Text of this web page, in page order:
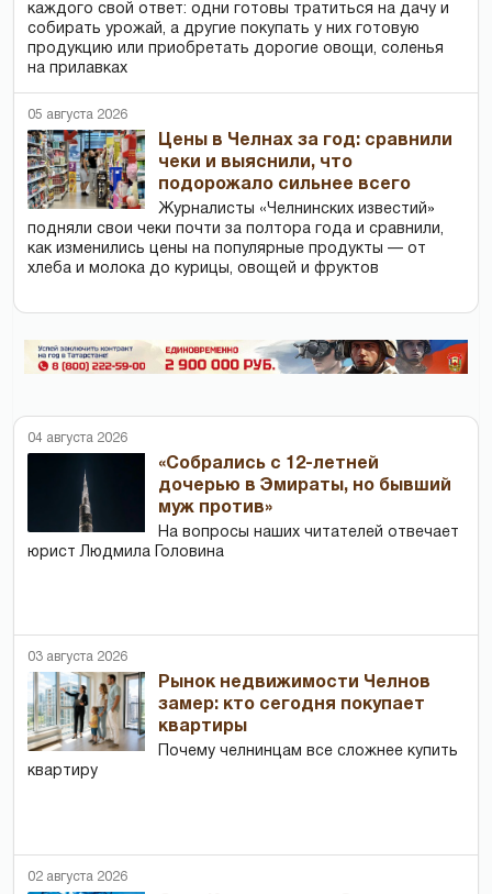
каждого свой ответ: одни готовы тратиться на дачу и
собирать урожай, а другие покупать у них готовую
продукцию или приобретать дорогие овощи, соленья
на прилавках
05 августа 2026
Цены в Челнах за год: сравнили
чеки и выяснили, что
подорожало сильнее всего
Журналисты «Челнинских известий»
подняли свои чеки почти за полтора года и сравнили,
как изменились цены на популярные продукты — от
хлеба и молока до курицы, овощей и фруктов
04 августа 2026
«Собрались с 12-летней
дочерью в Эмираты, но бывший
муж против»
На вопросы наших читателей отвечает
юрист Людмила Головина
03 августа 2026
Рынок недвижимости Челнов
замер: кто сегодня покупает
квартиры
Почему челнинцам все сложнее купить
квартиру
02 августа 2026